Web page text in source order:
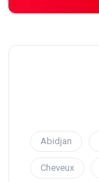
Abidjan
Cheveux